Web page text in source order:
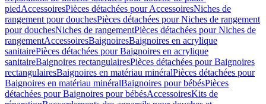
piedAccessoiresPièces détachées pour AccessoiresNiches de
rangement pour douchesPièces détachées pour Niches de rangement
pour douchesNiches de rangementPièces détachées pour Niches de
rangementAccessoiresBaignoiresBaignoires en acrylique
sanitairePièces détachées pour Baignoires en acrylique
sanitaireBaignoires rectangulairesPièces détachées pour Baignoires
rectangulairesBaignoires en matériau minéralPièces détachées pour
Baignoires en matériau minéralBaignoires pour bébésPièces
détachées pour Baignoires pour bébésAccessoiresKits de